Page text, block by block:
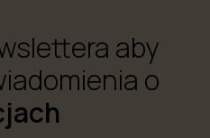
aby
o